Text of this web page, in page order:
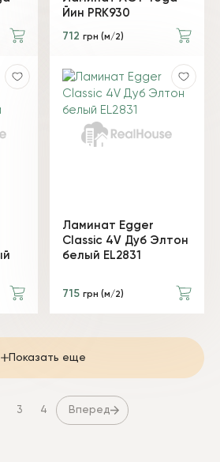
Йин PRK930
712 грн (м/2)
Ламинат Egger
Classic 4V Дуб Элтон
белый EL2831
715 грн (м/2)
Показать еще
3 4 Вперед